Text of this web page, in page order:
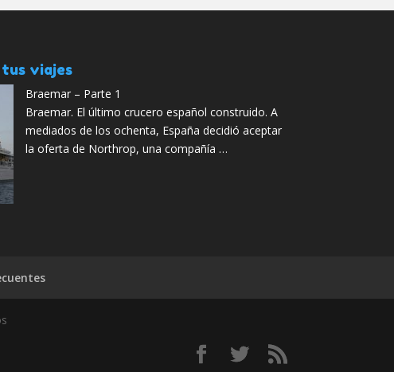
viajes
Braemar – Parte 1
Braemar. El último crucero español construido. A
mediados de los ochenta, España decidió aceptar
la oferta de Northrop, una compañía …